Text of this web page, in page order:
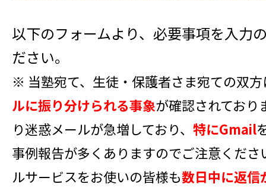
以下のフォームより、必要事項を入力
ださい。
※ 当塾宛て、生徒・保護者さま宛ての双方
ルに振り分けられる事象が確認されており
り迷惑メールが急増しており、 特にGmail
事例報告が多くありますのでご注意くだ
ルサービスをお使いの皆様も数日中に返信